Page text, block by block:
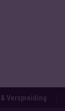
Verspreiding